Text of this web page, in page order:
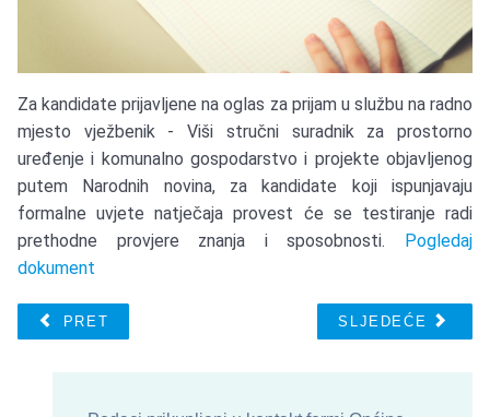
Za kandidate prijavljene na oglas za prijam u službu na radno
mjesto vježbenik - Viši stručni suradnik za prostorno
uređenje i komunalno gospodarstvo i projekte objavljenog
putem Narodnih novina, za kandidate koji ispunjavaju
formalne uvjete natječaja provest će se testiranje radi
prethodne provjere znanja i sposobnosti.
Pogledaj
dokument
PRET SLJEDEĆE